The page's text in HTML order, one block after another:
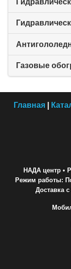
Газовые
Главная|
НАДА центр•
Режим работы:
Доставка